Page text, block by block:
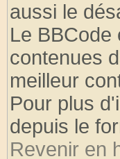
aussi le
Le BBCode
contenues
meilleur
Pour plus
depuis le
Revenir en